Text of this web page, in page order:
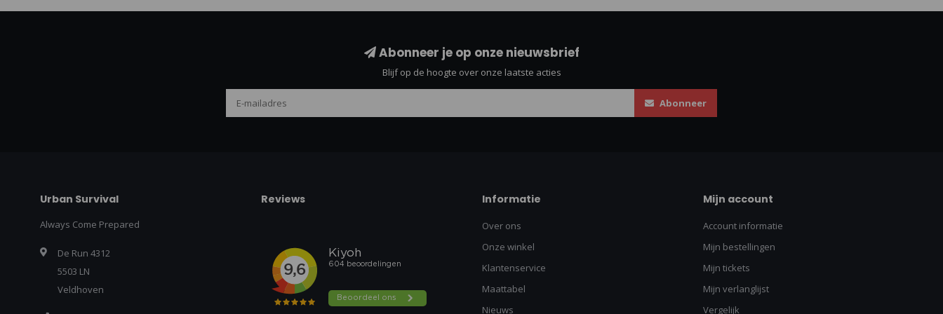
Abonneer je op onze nieuwsbrief
Blijf op de hoogte over onze laatste acties
Abonneer
Urban Survival
Always Come Prepared
De Run 4312
5503 LN
Veldhoven
Reviews Informatie
Over ons
Onze winkel
Klantenservice
Maattabel
Nieuws
Mijn account
Account informatie
Mijn bestellingen
Mijn tickets
Mijn verlanglijst
Vergelijk